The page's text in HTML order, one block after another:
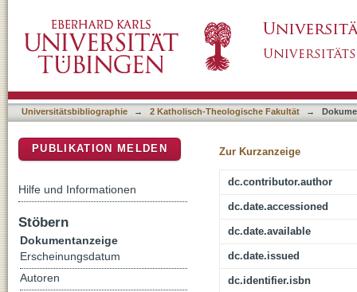
Universitätsbibliographie → 2 Katholisch-Theologische Fakultät →
Zur Kurzanzeige
dc.contributor.author
dc.date.accessioned
dc.date.available
dc.date.issued
dc.identifier.isbn
PUBLIKATION MELDEN
Hilfe und Informationen
Stöbern
Dokumentanzeige
Erscheinungsdatum
Autoren